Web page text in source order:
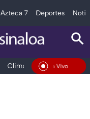
Azteca 7 Deportes
Clima Deportes
En Vivo